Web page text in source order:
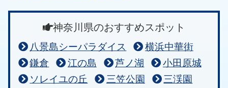
神奈川県のおすすめスポット
八景島シーパラダイス
横浜中華街
鎌倉
江の島 芦ノ湖
小田原城
ソレイユの丘
三笠公園
三渓園